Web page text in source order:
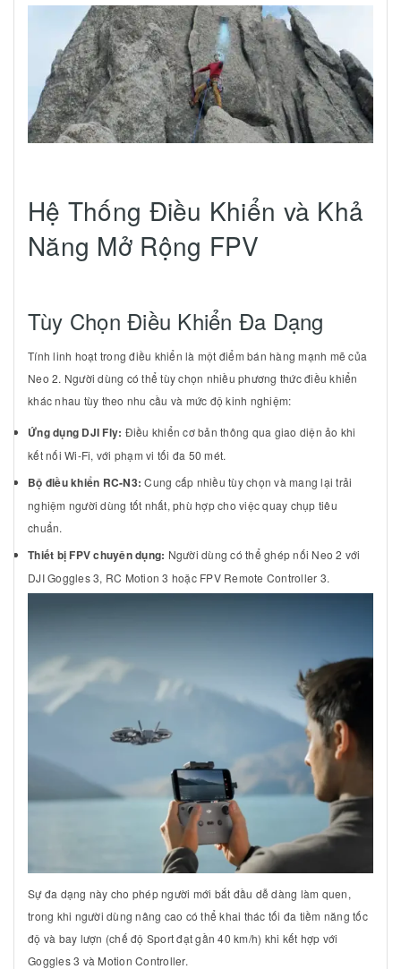
Hệ Thống Điều Khiển và Khả
Năng Mở Rộng FPV
Tùy Chọn Điều Khiển Đa Dạng
Tính linh hoạt trong điều khiển là một điểm bán hàng mạnh mẽ của
Neo 2. Người dùng có thể tùy chọn nhiều phương thức điều khiển
khác nhau tùy theo nhu cầu và mức độ kinh nghiệm:
Ứng dụng DJI Fly: Điều khiển cơ bản thông qua giao diện ảo khi
kết nối Wi-Fi, với phạm vi tối đa 50 mét.
Bộ điều khiển RC-N3: Cung cấp nhiều tùy chọn và mang lại trải
nghiệm người dùng tốt nhất, phù hợp cho việc quay chụp tiêu
chuẩn.
Thiết bị FPV chuyên dụng: Người dùng có thể ghép nối Neo 2 với
DJI Goggles 3, RC Motion 3 hoặc FPV Remote Controller 3.
Sự đa dạng này cho phép người mới bắt đầu dễ dàng làm quen,
trong khi người dùng nâng cao có thể khai thác tối đa tiềm năng tốc
độ và bay lượn (chế độ Sport đạt gần40 km/h) khi kết hợp với
Goggles 3 và Motion Controller.